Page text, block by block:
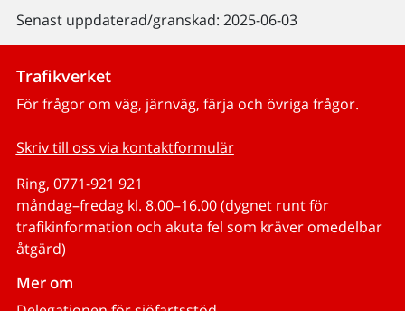
Senast uppdaterad/granskad: 2025-06-03
Trafikverket
För frågor om väg, järnväg, färja och övriga frågor.
Skriv till oss via kontaktformulär
Ring, 0771-921 921
måndag–fredag kl. 8.00–16.00 (dygnet runt för
trafikinformation och akuta fel som kräver omedelbar
åtgärd)
Mer om